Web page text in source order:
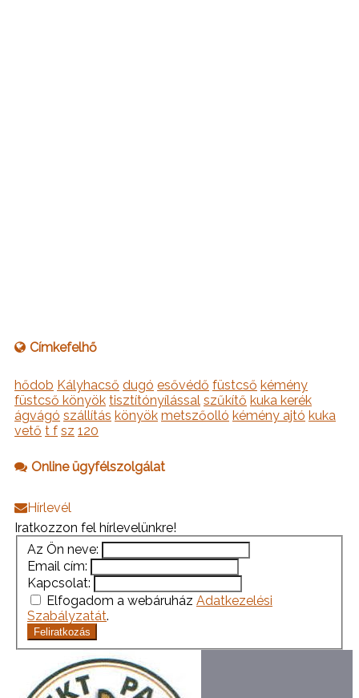
Címkefelhő
hődob Kályhacső dugó esővédő füstcső kémény
füstcső könyök tisztítónyílással szűkítő kuka kerék
ágvágó szállítás könyök metszőolló kémény ajtó kuka
vető t f sz 120
Online ügyfélszolgálat
Hírlevél
Iratkozzon fel hírlevelünkre!
Az Ön neve:
Email cím:
Kapcsolat:
Elfogadom a webáruház Adatkezelési
Szabályzatát.
Feliratkozás